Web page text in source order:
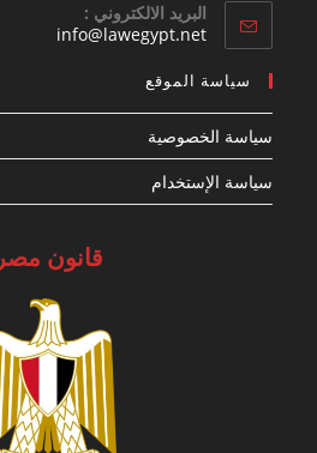
البريد الالكتروني :
info@lawegypt.net
سياسة الموقع
سياسة الخصوصية
سياسة الإستخدام
قانون مصر